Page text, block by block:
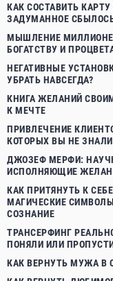
КАК СОСТАВИТЬ
ЗАДУМАННОЕ
МЫШЛЕНИЕ
БОГАТСТВУ И
НЕГАТИВНЫЕ
УБРАТЬ НАВСЕГДА?
КНИГА ЖЕЛАНИЙ
К МЕЧТЕ
ПРИВЛЕЧЕНИЕ
КОТОРЫХ ВЫ НЕ ЗНАЛИ
ДЖОЗЕФ МЕРФИ:
ИСПОЛНЯЮЩИЕ
КАК ПРИТЯНУТЬ К
МАГИЧЕСКИЕ
СОЗНАНИЕ
ТРАНСЕРФИНГ
ПОНЯЛИ ИЛИ
КАК ВЕРНУТЬ МУЖА В